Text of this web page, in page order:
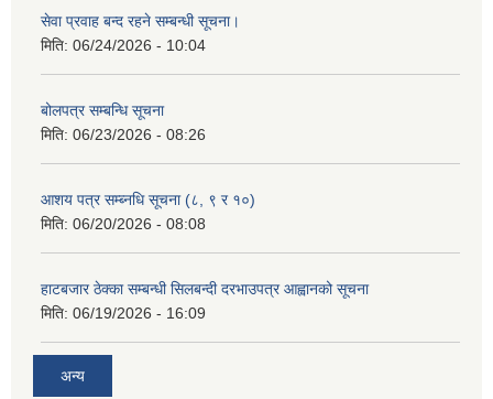
सेवा प्रवाह बन्द रहने सम्बन्धी सूचना।
मिति: 06/24/2026 - 10:04
बोलपत्र सम्बन्धि सूचना
मिति: 06/23/2026 - 08:26
आशय पत्र सम्ब्नधि सूचना (८, ९ र १०)
मिति: 06/20/2026 - 08:08
हाटबजार ठेक्का सम्बन्धी सिलबन्दी दरभाउपत्र आह्वानको सूचना
मिति: 06/19/2026 - 16:09
अन्य